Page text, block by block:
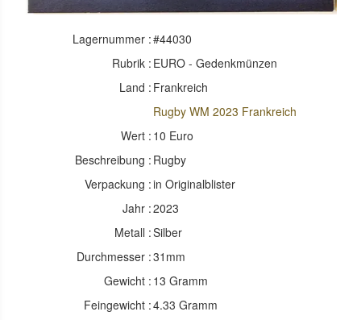
Lagernummer :#44030
Rubrik : EURO - Gedenkmünzen
Land : Frankreich
Rugby WM 2023 Frankreich
Wert : 10 Euro
Beschreibung : Rugby
Verpackung :in Originalblister
Jahr :2023
Metall :Silber
Durchmesser :31mm
Gewicht : 13 Gramm
Feingewicht :4.33 Gramm